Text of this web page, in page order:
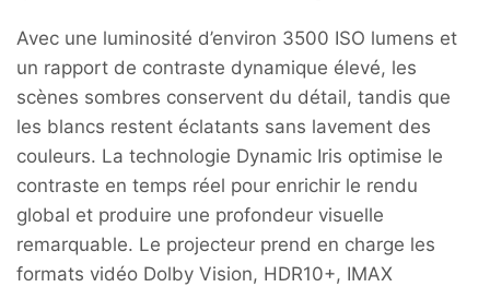
Avec une luminosité d’environ 3500 ISO lumens et
un rapport de contraste dynamique élevé, les
scènes sombres conservent du détail, tandis que
les blancs restent éclatants sans lavement des
couleurs. La technologie Dynamic Iris optimise le
contraste en temps réel pour enrichir le rendu
global et produire une profondeur visuelle
remarquable. Le projecteur prend en charge les
formats vidéo Dolby Vision, HDR10+, IMAX